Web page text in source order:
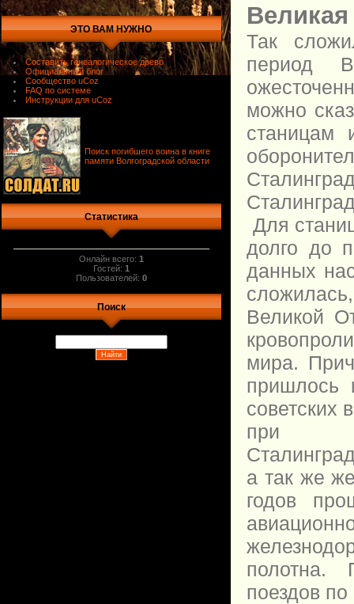
ЭТО ВАМ НУЖНО
Составить генеалогическое древо
Официальный блог
Сообщество uCoz
FAQ по системе
Инструкции для uCoz
Поиск погибшего воина в книге
памяти Волгоградской области
Статистика
Онлайн всего: 1
Гостей: 1
Пользователей: 0
Поиск
Так
период
можно
станицам
Для
долго до
данных
Великой
мира.
пришлось
советских
при
а так же
годов
полотна.
поездов